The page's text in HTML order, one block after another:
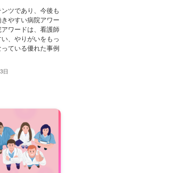
ツであり、今後も
やすい病院アワー
ワードは、看護師
、やりがいをもっ
ている優れた事例
日